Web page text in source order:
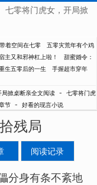
七零将门虎女，开局掀
着空间在七零
五零灾荒年有个鸡
主又和邪神杠上啦！
甜蜜婚令：
生五零后的一生
手握超市穿年
掀桌断亲全文阅读 - 七零将门虎
节 - 好看的现言小说
残局
阅读记录
分身有条不紊地